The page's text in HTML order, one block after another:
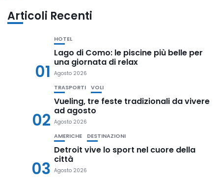
Articoli Recenti
01
HOTEL
Lago di Como: le piscine più belle per
una giornata di relax
Agosto 2026
02
TRASPORTI VOLI
Vueling, tre feste tradizionali da vivere
ad agosto
Agosto 2026
03
AMERICHE DESTINAZIONI
Detroit vive lo sport nel cuore della
città
Agosto 2026